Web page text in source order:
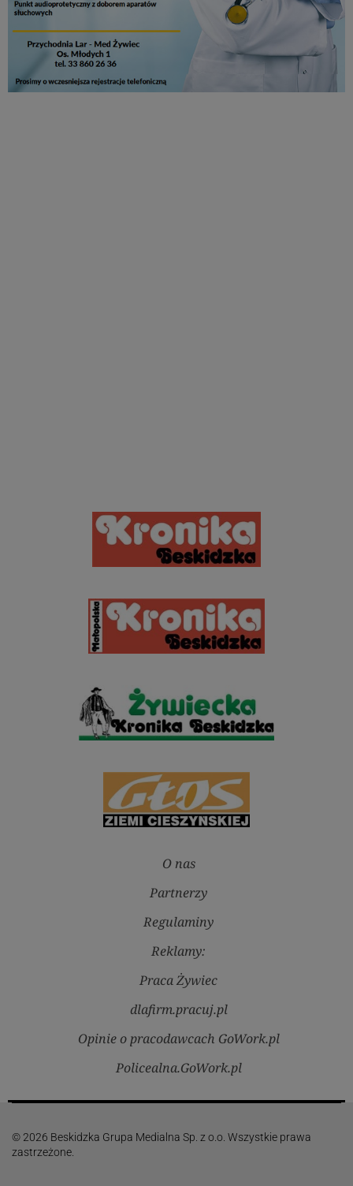
O nas
Partnerzy
Regulaminy
Reklamy:
Praca Żywiec
dlafirm.pracuj.pl
Opinie o pracodawcach GoWork.pl
Policealna.GoWork.pl
© 2026 Beskidzka Grupa Medialna Sp. z o.o. Wszystkie prawa
zastrzeżone.